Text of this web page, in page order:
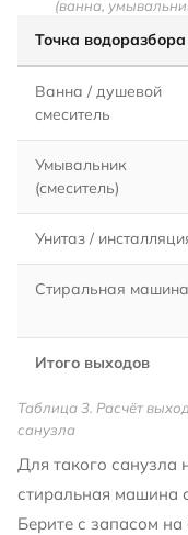
(ванна,
Таблица 3. Расчёт
санузла
Точка водоразбора
Ванна / душевой
смеситель
Умывальник
(смеситель)
Унитаз /
Стиральная машина
Итого выходов
Для такого санузла
стиральная машина
Берите с запасом